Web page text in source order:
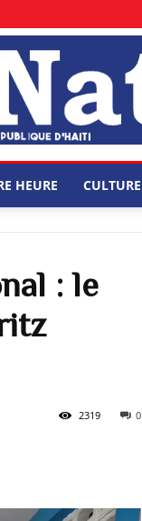
HEURE CULTURE
: le
0
2319